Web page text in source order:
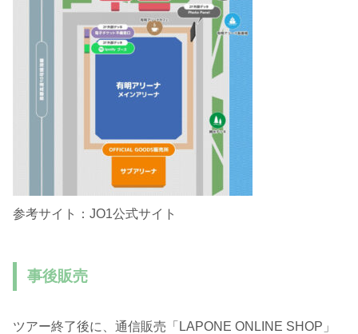
参考サイト：JO1公式サイト
事後販売
ツアー終了後に、通信販売「LAPONE ONLINE SHOP」